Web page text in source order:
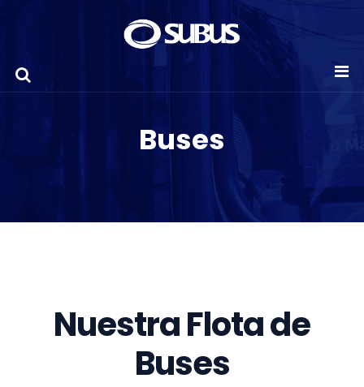
Buses
Nuestra Flota de
Buses